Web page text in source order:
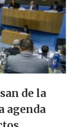
de la
agenda